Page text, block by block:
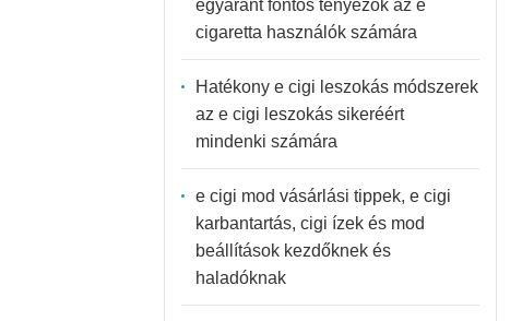
egyaránt fontos tényezők az e
cigaretta használók számára
Hatékony e cigi leszokás módszerek
az e cigi leszokás sikeréért
mindenki számára
e cigi mod vásárlási tippek, e cigi
karbantartás, cigi ízek és mod
beállítások kezdőknek és
haladóknak